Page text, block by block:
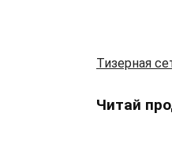
Тизерная
Читай